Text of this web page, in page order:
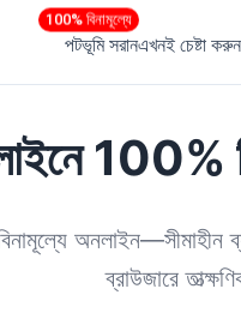
পটভূমি সরান
100% বিনামূল্যে
এখনই চেষ্টা করুন
100%
ব্রাউজারে